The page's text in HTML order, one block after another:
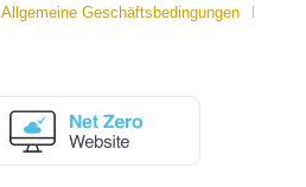
Allgemeine Geschäftsbedingungen